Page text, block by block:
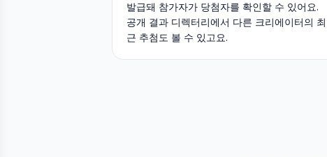
발급돼 참가자가 당첨자를 확인할 수 있어요.
공개 결과 디렉터리에서 다른 크리에이터의 최
근 추첨도 볼 수 있고요.